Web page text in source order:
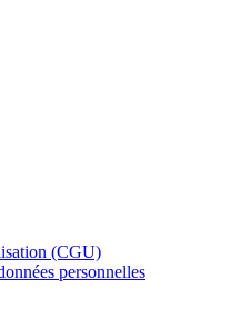
(CGU)
personnelles